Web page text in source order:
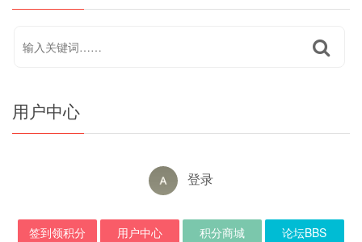
用户中心
登录
签到领积分 用户中心 积分商城 论坛BBS